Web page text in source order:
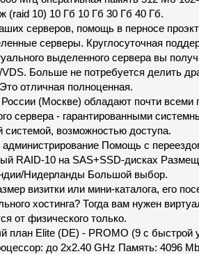
(raid 10) 10 Гб 10 Гб 30 Гб 40 Гб.
серверов, помощь в перносе
серверы. Круглосуточная
выделенного сервера вы
Больше не потребуется делить
отличная полноценная.
(Москве) обладают почти всеми
сервера - гарантированными
системой, возможностью доступа.
администрирование Помощь с
RAID-10 на SAS+SSD-дисках
Нидерланды Большой выбор.
визитки или мини-каталога, его
хостинга? Тогда вам нужен
от физического только.
план Elite (DE) - PROMO (9 с быстрой
до 2x2.40 GHz Память: 4096